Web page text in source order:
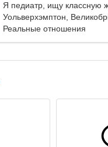
Я педиатр, ищу классную
Уольверхэмптон,
Реальные отношения